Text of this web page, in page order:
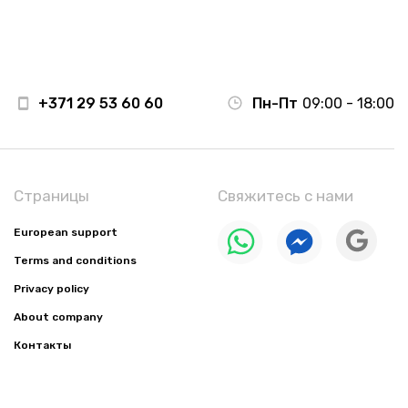
+371 29 53 60 60 Пн-Пт 09:00 - 18:00
Страницы
European support
Terms and conditions
Privacy policy
About company
Контакты
Свяжитесь с нами